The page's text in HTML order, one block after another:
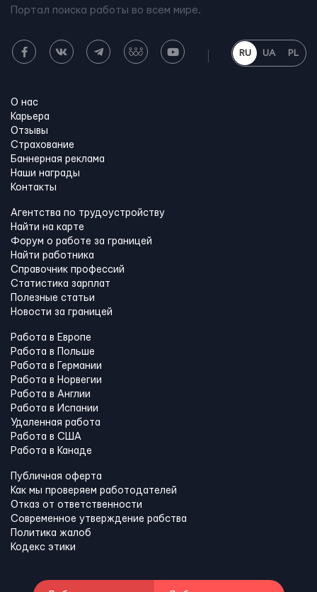
Портал поиска работы во всем мире.
RU UA PL
О нас
Карьера
Отзывы
Страхование
Баннерная реклама
Наши награды
Контакты
Агентства по трудоустройству
Найти на карте
Форум о работе за границей
Найти работника
Справочник профессий
Статистика зарплат
Полезные статьи
Новости за границей
Работа в Европе
Работа в Польше
Работа в Германии
Работа в Норвегии
Работа в Англии
Работа в Испании
Удаленная работа
Работа в США
Работа в Канадe
Публичная оферта
Как мы проверяем работодателей
Отказ от ответственности
Современное утверждение рабства
Политика жалоб
Кодекс этики